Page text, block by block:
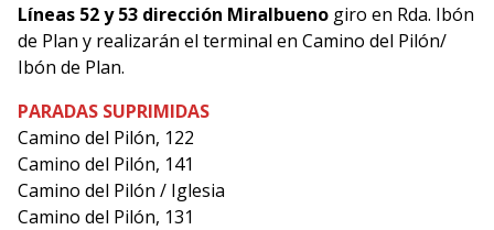
Líneas 52 y 53 dirección Miralbueno giro en Rda. Ibón
de Plan y realizarán el terminal en Camino del Pilón/
Ibón de Plan.
PARADAS SUPRIMIDAS
Camino del Pilón, 122
Camino del Pilón, 141
Camino del Pilón / Iglesia
Camino del Pilón, 131